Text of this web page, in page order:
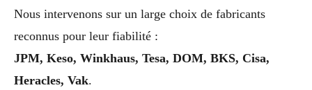
Nous intervenons sur un large choix de fabricants
reconnus pour leur fiabilité :
JPM, Keso, Winkhaus, Tesa, DOM, BKS, Cisa,
Heracles, Vak.